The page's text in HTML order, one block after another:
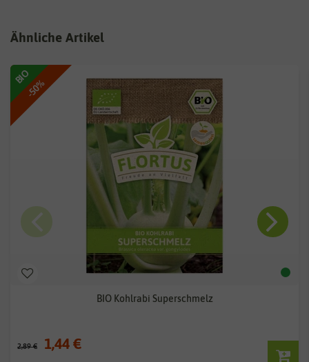
Ähnliche Artikel
-50%
BIO
BIO Kohlrabi Superschmelz
2,89 € 1,44 €